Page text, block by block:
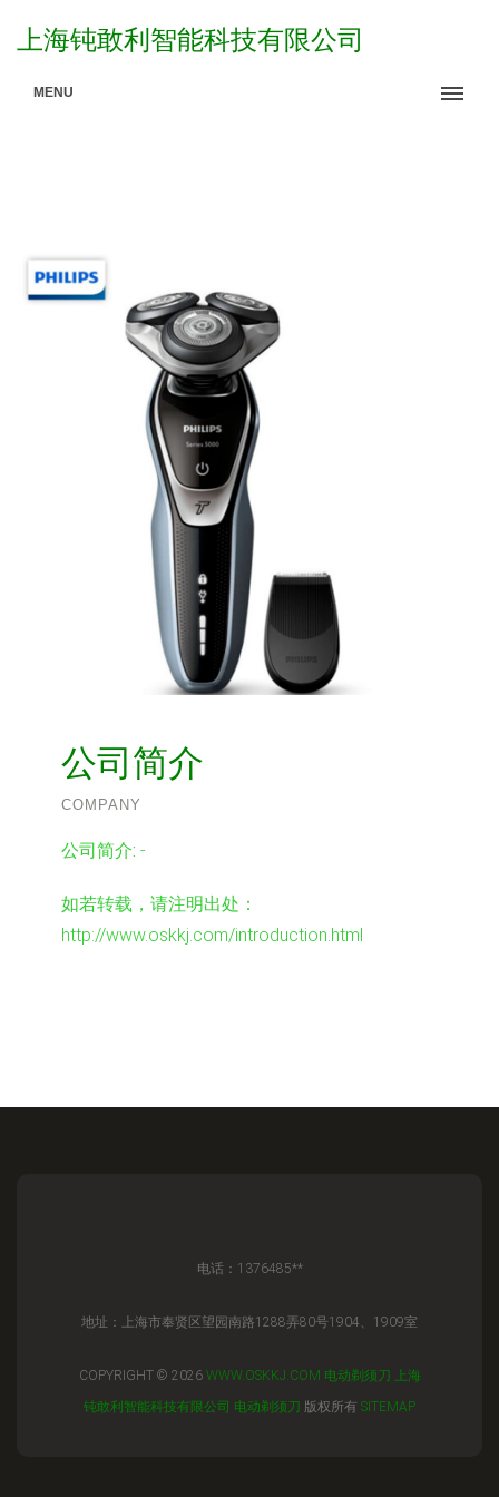
上海钝敢利智能科技有限公司
MENU
公司简介
COMPANY
公司简介: -
如若转载，请注明出处：
http://www.oskkj.com/introduction.html
电话：1376485**
地址：上海市奉贤区望园南路1288弄80号1904、1909室
COPYRIGHT © 2026 WWW.OSKKJ.COM 电动剃须刀
上海
钝敢利智能科技有限公司 电动剃须刀 版权所有 SITEMAP